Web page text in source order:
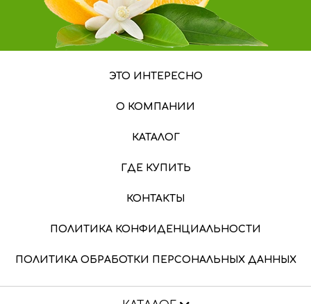
ЭТО ИНТЕРЕСНО
О КОМПАНИИ
КАТАЛОГ
ГДЕ КУПИТЬ
КОНТАКТЫ
ПОЛИТИКА КОНФИДЕНЦИАЛЬНОСТИ
ПОЛИТИКА ОБРАБОТКИ ПЕРСОНАЛЬНЫХ ДАННЫХ